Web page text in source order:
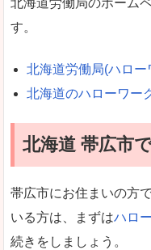
す。
北海道労働局(ハロ
北海道のハローワー
北海道 帯広市
帯広市にお住まいの方
いる方は、まずはハロ
続きをしましょう。